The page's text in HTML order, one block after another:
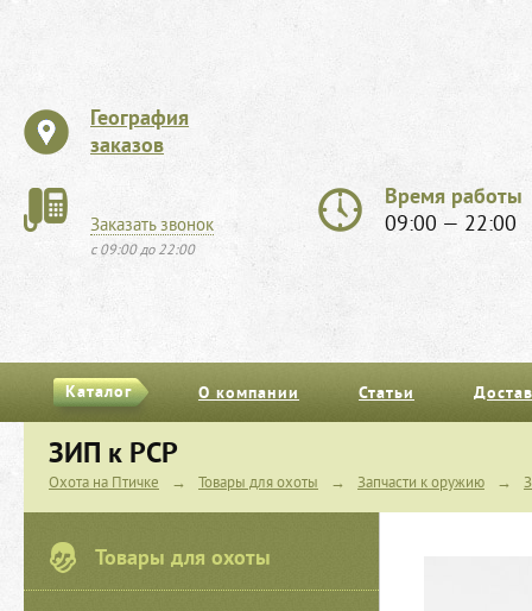
География
заказов
Заказать звонок
с 09:00 до 22:00
Время работы
09:00 — 22:00
Каталог О компании Статьи
ЗИП к PCP
Охота на Птичке → Товары для охоты → Запчасти к оружию →
Товары для охоты